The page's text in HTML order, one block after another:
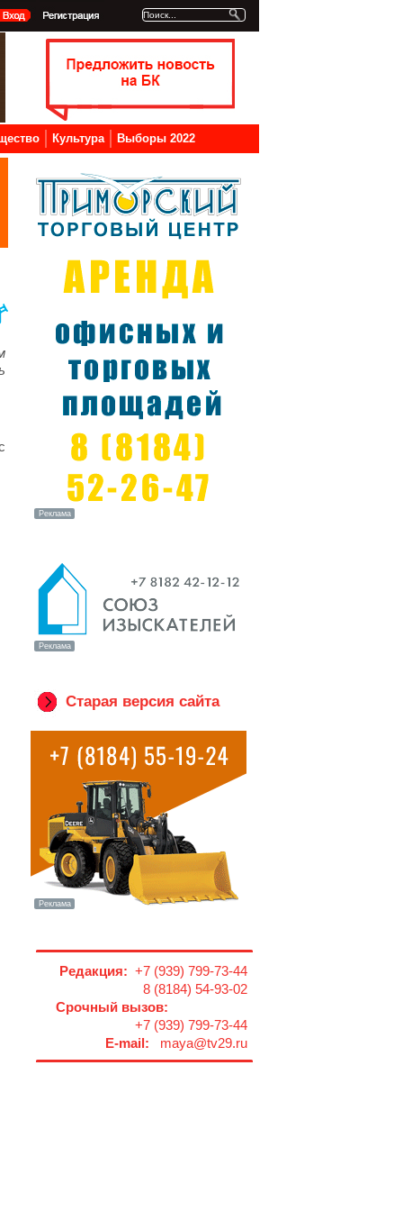
Культура Выборы 2022
Старая версия сайта
Редакция: +7 (939) 799-73-44
8 (8184) 54-93-02
Срочный вызов:
+7 (939) 799-73-44
E-mail: maya@tv29.ru